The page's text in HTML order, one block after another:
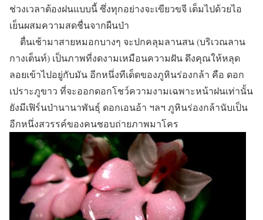
ช่วงเวลาต้องฝนแบบนี้ ซึ่งทุกอย่างจะเขียวขจี เต็มไปด้วยไอ
เย็นผสมความสดชื่นจากผืนป่า
ตื่นเช้ามาสายหมอกบางๆ จะปกคลุมลานสน (บริเวณลาน
กางเต็นท์) เป็นภาพที่งดงามเหมือนความฝัน ดึงคุณให้หลุด
ลอยเข้าไปอยู่กับมัน อีกหนึ่งทีเด็ดของภูหินร่องกล้า คือ ดอก
เปราะภูขาว ที่จะออกดอกโชว์ความงามเฉพาะหน้าฝนเท่านั้น
ยังมีเฟิร์นป่านานาพันธุ์ ดอกเอนอ้า ฯลฯ ภูหินร่องกล้านับเป็น
อีกหนึ่งสวรรค์ของคนชอบถ่ายภาพมาโคร